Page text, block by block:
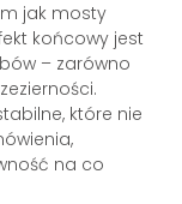
jak mosty
końcowy jest
– zarówno
które nie
na co